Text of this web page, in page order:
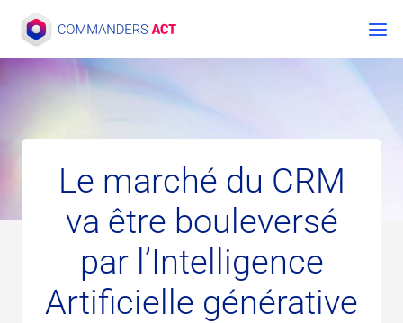
contenu
Le marché du CRM
va être bouleversé
par l’Intelligence
Artificielle générative